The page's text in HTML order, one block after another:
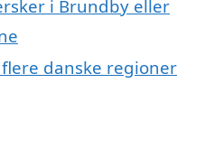
i Brundby eller
danske regioner